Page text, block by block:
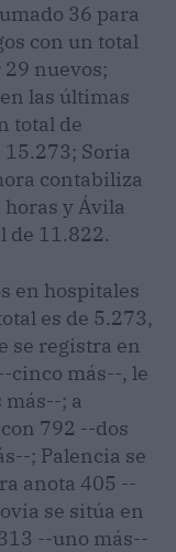
36 para
con un total
nuevos;
las últimas
total de
15.273; Soria
contabiliza
y Ávila
de 11.822.
en hospitales
es de 5.273,
se registra en
cinco más--, le
; a
792 --dos
; Palencia se
anota 405 --
se sitúa en
--uno más--